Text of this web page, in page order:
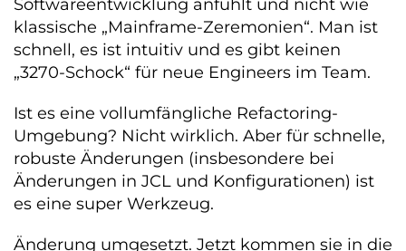
Softwareentwicklung anfühlt und nicht wie
klassische „Mainframe-Zeremonien“. Man ist
schnell, es ist intuitiv und es gibt keinen
„3270-Schock“ für neue Engineers im Team.
Ist es eine vollumfängliche Refactoring-
Umgebung? Nicht wirklich. Aber für schnelle,
robuste Änderungen (insbesondere bei
Änderungen in JCL und Konfigurationen) ist
es eine super Werkzeug.
Änderung umgesetzt. Jetzt kommen sie in die